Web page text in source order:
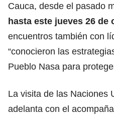
Cauca, desde el pasado
hasta este jueves 26 de
encuentros también con
“conocieron las
Pueblo Nasa para
La visita de las Naciones
adelanta con el